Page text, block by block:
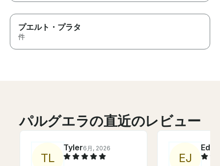
プエルト・プラタ
件
パルグエラの直近のレビュー
TL
Tyler6月, 2026
EJ
Ed